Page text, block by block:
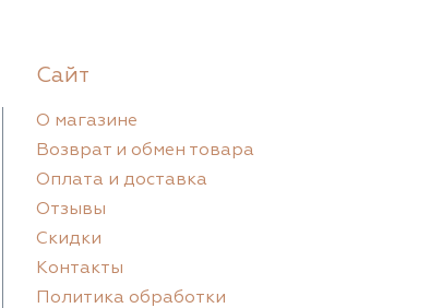
Сайт
О магазине
Возврат и обмен товара
Оплата и доставка
Отзывы
Скидки
Контакты
Политика обработки